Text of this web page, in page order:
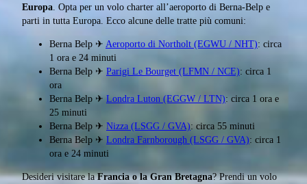
Europa. Opta per un volo charter all’aeroporto di Berna-Belp e
parti in tutta Europa. Ecco alcune delle tratte più comuni:
Berna Belp ✈ Aeroporto di Northolt (EGWU / NHT): circa
1 ora e 24 minuti
Berna Belp ✈ Parigi Le Bourget (LFMN / NCE): circa 1
ora
Berna Belp ✈ Londra Luton (EGGW / LTN): circa 1 ora e
25 minuti
Berna Belp ✈ Nizza (LSGG / GVA): circa 55 minuti
Berna Belp ✈ Londra Farnborough (LSGG / GVA): circa 1
ora e 24 minuti
Desideri visitare laFrancia o la Gran Bretagna? Prendi un volo